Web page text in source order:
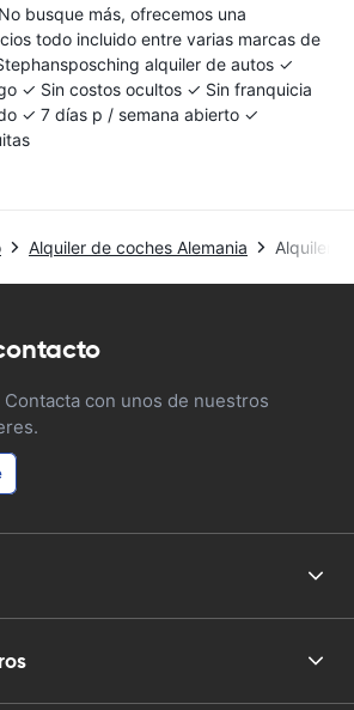
busque más, ofrecemos una
todo incluido entre varias marcas de
alquiler de autos ✓
✓ Sin costos ocultos ✓ Sin franquicia
✓ 7 días p / semana abierto ✓
Alquiler de coches Alemania Alquiler
Contacta con unos de nuestros